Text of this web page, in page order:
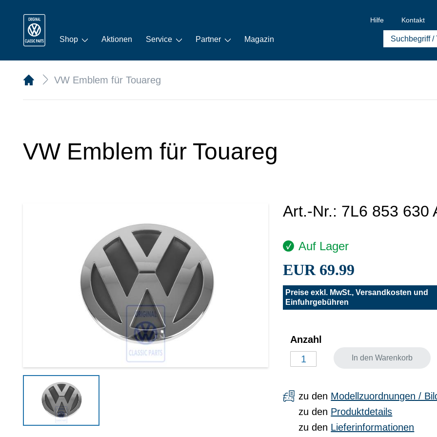
Hilfe Kontakt
Shop Aktionen Service Partner Magazin
VW Emblem für Touareg
VW Emblem für Touareg
Art.-Nr.: 7L6 853 630
Auf Lager
EUR 69.99
Preise exkl. MwSt., Versandkosten und
Einfuhrgebühren
Anzahl
In den Warenkorb
zu den Modellzuordnungen /
zu den Produktdetails
zu den Lieferinformationen